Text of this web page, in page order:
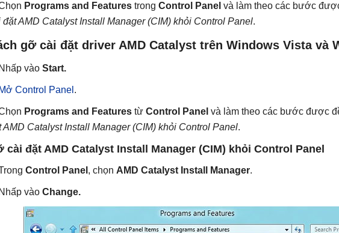
Programs and Features trong Control Panel và làm theo các bước
đặt AMD Catalyst Install Manager (CIM) khỏi Control Panel.
gỡ cài đặt driver AMD Catalyst trên Windows Vista và
vào Start.
Mở Control Panel .
Programs and Features từ Control Panel và làm theo các bước được
AMD Catalyst Install Manager (CIM) khỏi Control Panel.
cài đặt AMD Catalyst Install Manager (CIM) khỏi Control Panel
Control Panel , chọn AMD Catalyst Install Manager.
vào Change.